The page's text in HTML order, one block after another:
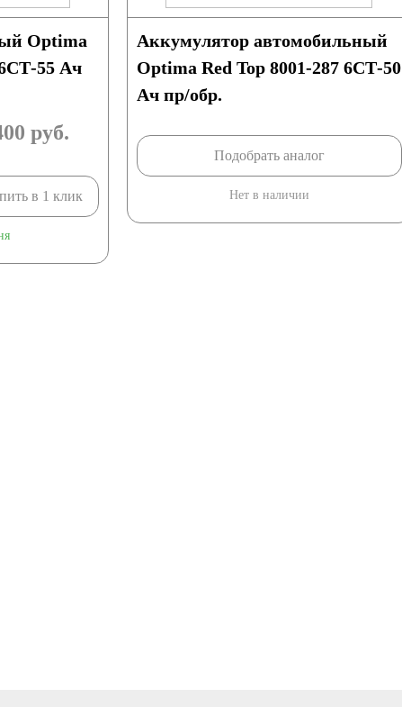
Optima
55 Ач
руб.
в 1 клик
Аккумулятор автомобильный
Optima Red Top 8001-287 6СТ-50
Ач пр/обр.
Подобрать аналог
Нет в наличии